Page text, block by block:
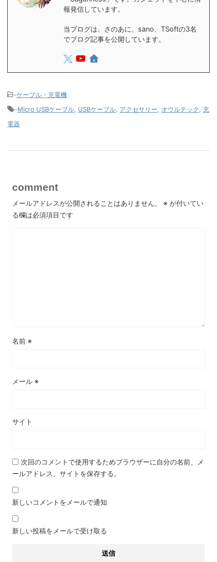
報発信しています。
当ブログは、さのあに、sano、TSoftの3名
でブログ記事を公開しています。
-ケーブル・充電機
-Micro USBケーブル USBケーブル アクセサリー オウルテック
充
電器
comment
メールアドレスが公開されることはありません。 ※ が付いてい
る欄は必須項目です
名前 ※
メール ※
サイト
次回のコメントで使用するためブラウザーに自分の名前、メ
ールアドレス、サイトを保存する。
新しいコメントをメールで通知
新しい投稿をメールで受け取る